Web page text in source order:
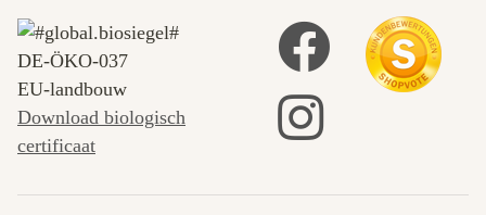
DE‑ÖKO‑037
EU-landbouw
Download biologisch
certificaat